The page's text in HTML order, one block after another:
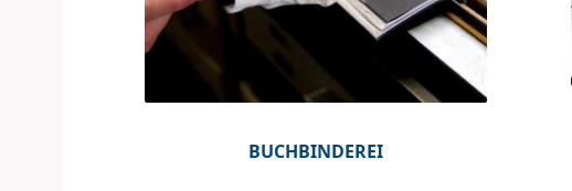
BUCHBINDEREI